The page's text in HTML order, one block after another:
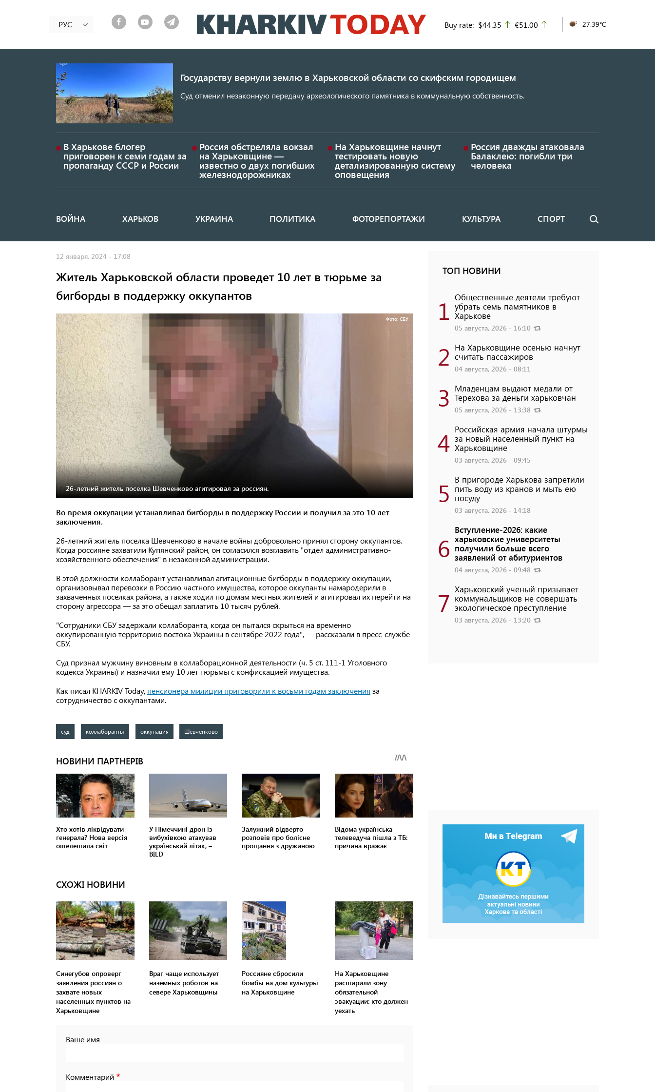
к
основному
РУС Buy rate: $44.35 up
€51.00 27.39°C
Государству вернули землю в Харьковской области со скифским городищем
Суд отменил незаконную передачу археологического памятника в коммунальную собственность.
В Харькове блогер
приговорен к семи годам за
пропаганду СССР и России
Россия обстреляла вокзал
на Харьковщине —
известно о двух погибших
железнодорожниках
На Харьковщине начнут
тестировать новую
детализированную систему
оповещения
Россия дважды атаковала
Балаклею: погибли три
человека
Основная
ВОЙНА ХАРЬКОВ УКРАИНА ПОЛИТИКА ФОТОРЕПОРТАЖИ КУЛЬТУРА СПОРТ Поиск
12 января, 2024 - 17:08
Житель Харьковской области проведет 10 лет в тюрьме за
бигборды в поддержку оккупантов
Фото: СБУ
26-летний житель поселка Шевченково агитировал за россиян.
Во время оккупации устанавливал бигборды в поддержку России и получил за это 10 лет
заключения.
26-летний житель поселка Шевченково в начале войны добровольно принял сторону оккупантов.
Когда россияне захватили Купянский район, он согласился возглавить "отдел административно-
хозяйственного обеспечения" в незаконной администрации.
В этой должности коллаборант устанавливал агитационные бигборды в поддержку оккупации,
организовывал перевозки в Россию частного имущества, которое оккупанты намародерили в
захваченных поселках района, а также ходил по домам местных жителей и агитировал их перейти на
сторону агрессора — за это обещал заплатить 10 тысяч рублей.
"Сотрудники СБУ задержали коллаборанта, когда он пытался скрыться на временно
оккупированную территорию востока Украины в сентябре 2022 года", — рассказали в пресс-службе
СБУ.
Суд признал мужчину виновным в коллаборационной деятельности (ч. 5 ст. 111-1 Уголовного
кодекса Украины) и назначил ему 10 лет тюрьмы с конфискацией имущества.
Как писал KHARKIV Today, пенсионера милиции приговорили к восьми годам заключения за
сотрудничество с оккупантами.
суд коллаборанты оккупация Шевченково
СХОЖІ НОВИНИ
Синегубов опроверг
заявления россиян о
захвате новых
населенных пунктов на
Харьковщине
Враг чаще использует
наземных роботов на
севере Харьковщины
Россияне сбросили
бомбы на дом культуры
на Харьковщине
На Харьковщине
расширили зону
обязательной
эвакуации: кто должен
уехать
Ваше имя
Комментарий
ТОП НОВИНИ
1 Общественные деятели требуют
убрать семь памятников в
Харькове
05 августа, 2026 - 16:10
2 На Харьковщине осенью начнут
считать пассажиров
04 августа, 2026 - 08:11
3 Младенцам выдают медали от
Терехова за деньги харьковчан
05 августа, 2026 - 13:38
4 Российская армия начала штурмы
за новый населенный пункт на
Харьковщине
03 августа, 2026 - 09:45
5 В пригороде Харькова запретили
пить воду из кранов и мыть ею
посуду
03 августа, 2026 - 14:18
6
Вступление-2026: какие
харьковские университеты
получили больше всего
заявлений от абитуриентов
04 августа, 2026 - 09:48
7 Харьковский ученый призывает
коммунальщиков не совершать
экологическое преступление
03 августа, 2026 - 13:20